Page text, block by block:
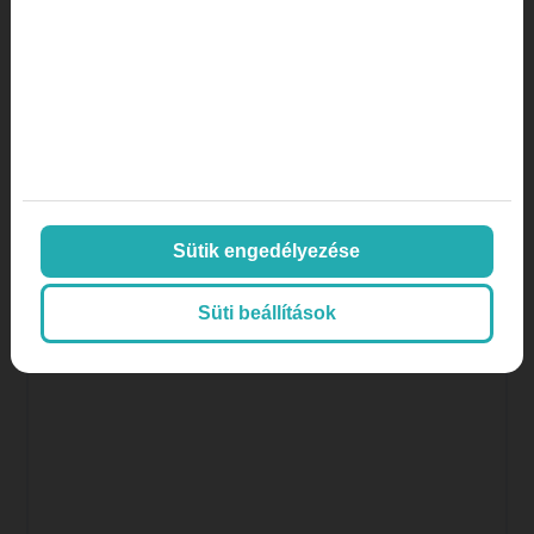
marketing lexikon marketing orvosoknak
Marketing stratégia marketing ügynökség
Sütik engedélyezése
Süti beállítások